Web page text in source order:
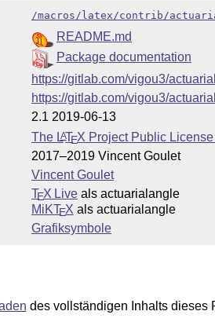
/macros/latex/contrib/
README.md
Package documentation
https://gitlab.com/vigou3/
https://gitlab.com/vigou3/
2.1 2019-06-13
The LATEX Project Public
2017–2019 Vincent Goulet
Vincent Goulet
TEX Liveals actuarialangle
MiKTEX als actuarialangle
Grafiksymbole
des vollständigen Inhalts dieses